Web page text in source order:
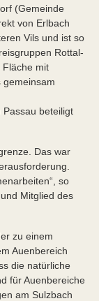
(Gemeinde
von Erlbach
Vils und ist so
Rottal-
Fläche mit
gemeinsam
beteiligt
Das war
so
Mitglied des
zu einem
Auenbereich
die natürliche
für Auenbereiche
am Sulzbach